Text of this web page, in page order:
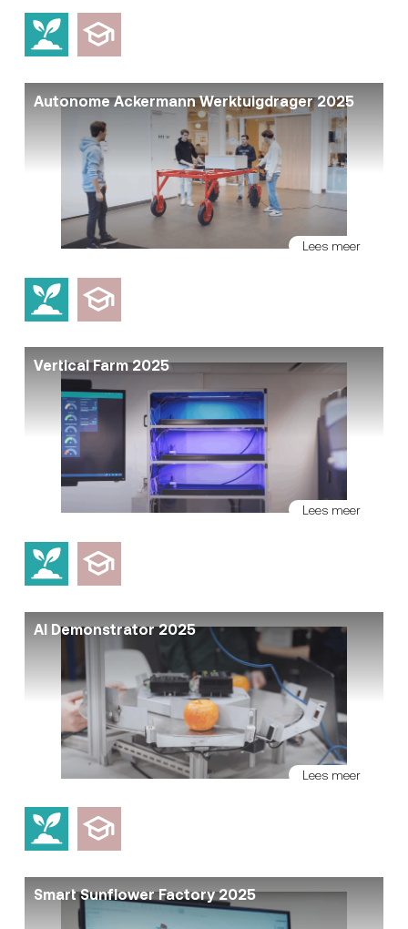
Autonome Ackermann Werktuigdrager 2025
Lees meer
Vertical Farm 2025
Lees meer
AI Demonstrator 2025
Lees meer
Smart Sunflower Factory 2025